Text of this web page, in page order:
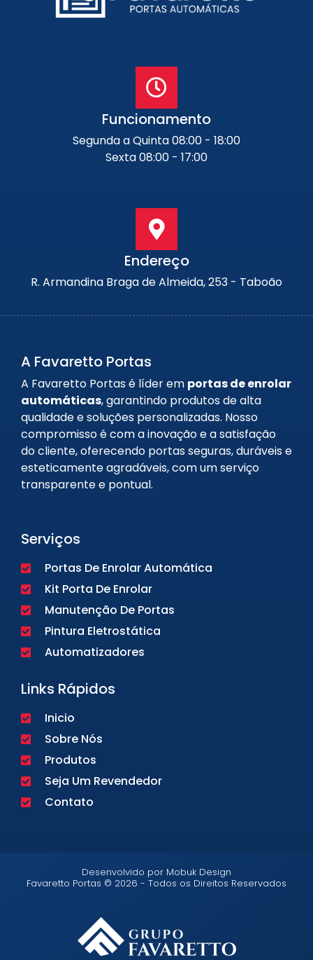
Funcionamento
Segunda a Quinta 08:00 - 18:00
Sexta 08:00 - 17:00
Endereço
R. Armandina Braga de Almeida, 253 - Taboão
A Favaretto Portas
A Favaretto Portas é líder em portas de enrolar
automáticas, garantindo produtos de alta
qualidade e soluções personalizadas. Nosso
compromisso é com a inovação e a satisfação
do cliente, oferecendo portas seguras, duráveis e
esteticamente agradáveis, com um serviço
transparente e pontual.
Serviços
Portas De Enrolar Automática
Kit Porta De Enrolar
Manutenção De Portas
Pintura Eletrostática
Automatizadores
Links Rápidos
Inicio
Sobre Nós
Produtos
Seja Um Revendedor
Contato
Desenvolvido por Mobuk Design
Favaretto Portas © 2026 - Todos os Direitos Reservados